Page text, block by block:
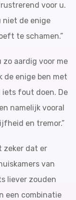
voor u.
niet de enige
te schamen.”
zo aardig voor me
de enige ben met
iets fout doen. De
namelijk vooral
en tremor.”
zeker dat er
van
liever zouden
een combinatie